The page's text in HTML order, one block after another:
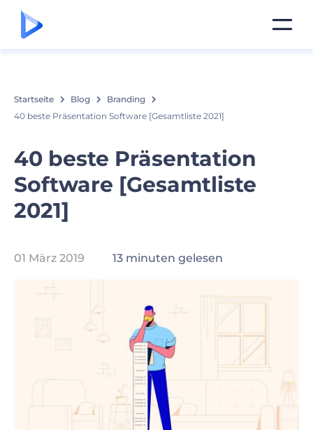
Startseite Blog
Branding
40 beste Präsentation Software [Gesamtliste 2021]
40 beste Präsentation
Software [Gesamtliste
2021]
01 März 2019 13 minuten gelesen